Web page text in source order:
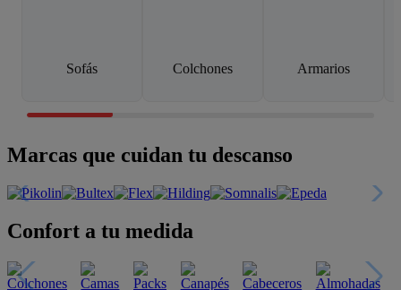
Sofás Colchones Armarios
Marcas que cuidan tu descanso
Confort a tu medida